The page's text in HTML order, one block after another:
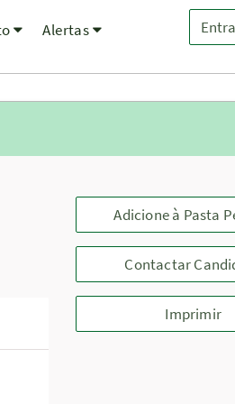
Alertas